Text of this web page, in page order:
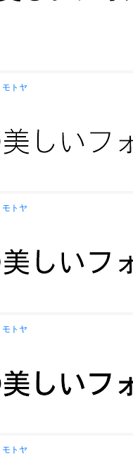
モトヤ
モトヤ
モトヤ
モトヤ